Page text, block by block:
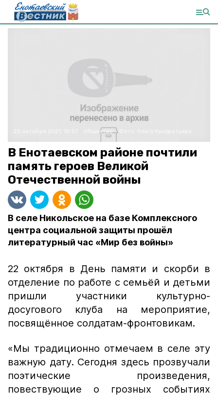
Общество
В Енотаевском районе почтили
память героев Великой
Отечественной войны
В селе Никольское на базе Комплексного
центра социальной защиты прошёл
литературный час «Мир без войны»
22 октября в День памяти и скорби в
отделение по работе с семьёй и детьми
пришли участники культурно-
досугового клуба на мероприятие,
посвящённое солдатам-фронтовикам.
«Мы традиционно отмечаем в селе эту
важную дату. Сегодня здесь прозвучали
поэтические произведения,
повествующие о грозных событиях